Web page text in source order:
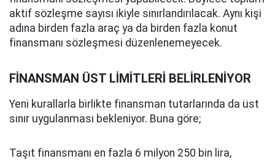
aktif sözleşme sayısı ikiyle sınırlandırılacak. Aynı kişi
adına birden fazla araç ya da birden fazla konut
finansmanı sözleşmesi düzenlenemeyecek.
FİNANSMAN ÜST LİMİTLERİ BELİRLENİYOR
Yeni kurallarla birlikte finansman tutarlarında da üst
sınır uygulanması bekleniyor. Buna göre;
Taşıt finansmanı en fazla 6 milyon 250 bin lira,